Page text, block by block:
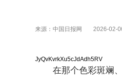
来源：中国日报网 2026-02-
JyQvKvrkXu5cJdAdh5RV
在那个色彩斑斓